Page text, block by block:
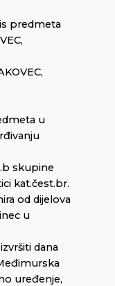
predmeta
u
skupine
kat.čest.br.
od dijelova
u
dana
uređenje,